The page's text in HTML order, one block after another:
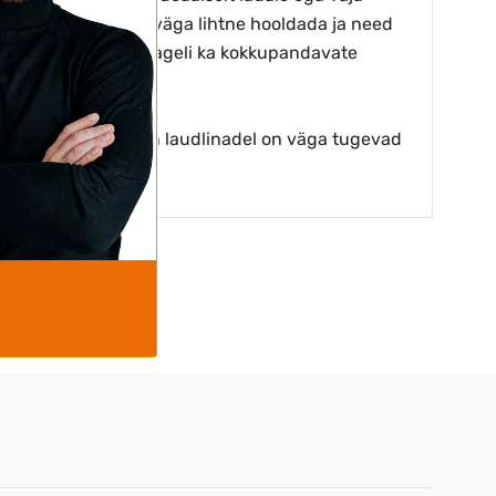
laudlinasid väga lihtne hooldada ja need
kasutatakse sageli ka kokkupandavate
Meie stretch laudlinadel on väga tugevad